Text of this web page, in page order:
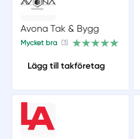
Avona Tak & Bygg
Mycket bra (3)
Lägg till takföretag